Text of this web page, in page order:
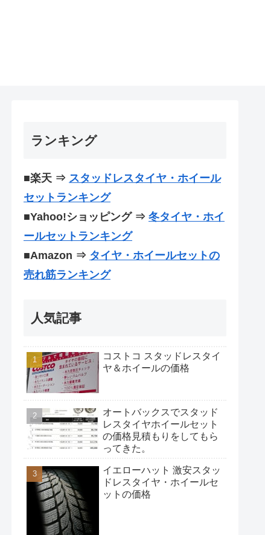
ランキング
■楽天 ⇒ スタッドレスタイヤ・ホイール
セットランキング
■Yahoo!ショッピング ⇒ 冬タイヤ・ホイ
ールセットランキング
■Amazon ⇒ タイヤ・ホイールセットの
売れ筋ランキング
人気記事
コストコ スタッドレスタイ
ヤ＆ホイールの価格
オートバックスでスタッド
レスタイヤホイールセット
の価格見積もりをしてもら
ってきた。
イエローハット 激安スタッ
ドレスタイヤ・ホイールセ
ットの価格